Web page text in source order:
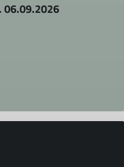
06.09.2026